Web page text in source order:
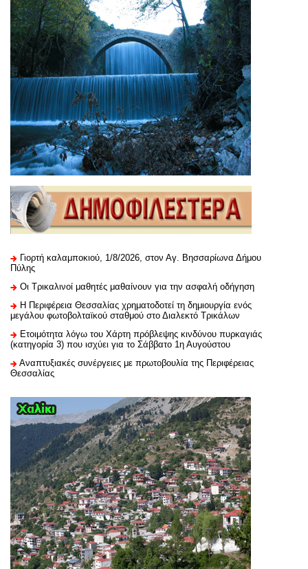
Γιορτή καλαμποκιού, 1/8/2026, στον Αγ. Βησσαρίωνα Δήμου
Πύλης
Οι Τρικαλινοί μαθητές μαθαίνουν για την ασφαλή οδήγηση
H Περιφέρεια Θεσσαλίας χρηματοδοτεί τη δημιουργία ενός
μεγάλου φωτοβολταϊκού σταθμού στο Διαλεκτό Τρικάλων
Ετοιμότητα λόγω του Χάρτη πρόβλεψης κινδύνου πυρκαγιάς
(κατηγορία 3) που ισχύει για το Σάββατο 1η Αυγούστου
Αναπτυξιακές συνέργειες με πρωτοβουλία της Περιφέρειας
Θεσσαλίας